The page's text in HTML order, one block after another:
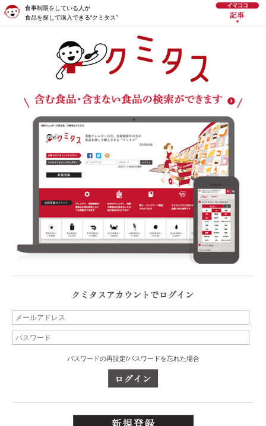
食事制限をしている人が
食品を探して購入できる“クミタス”
パスワードの再設定/パスワードを忘れた場合